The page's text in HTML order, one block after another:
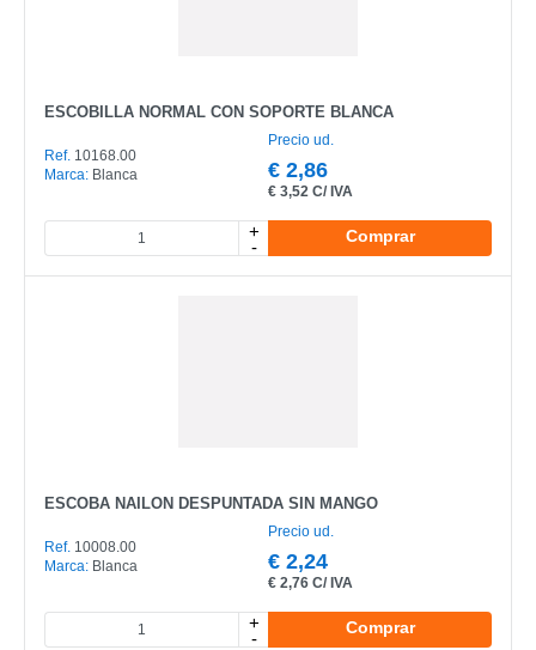
ESCOBILLA NORMAL CON SOPORTE BLANCA
Ref. 10168.00
Marca: Blanca
Precio ud.
€ 2,86
€ 3,52 C/ IVA
+
-
Comprar
ESCOBA NAILON DESPUNTADA SIN MANGO
Ref. 10008.00
Marca: Blanca
Precio ud.
€ 2,24
€ 2,76 C/ IVA
+
-
Comprar